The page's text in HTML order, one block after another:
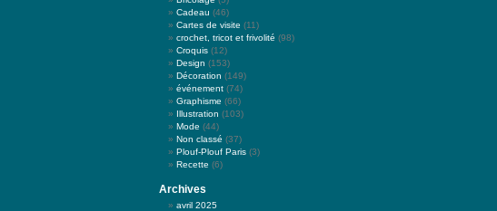
Cadeau (46)
Cartes de visite (11)
crochet, tricot et frivolité (98)
Croquis (12)
Design (153)
Décoration (149)
événement (74)
Graphisme (66)
Illustration (103)
Mode (44)
Non classé (37)
Plouf-Plouf Paris (3)
Recette (6)
Archives
avril 2025